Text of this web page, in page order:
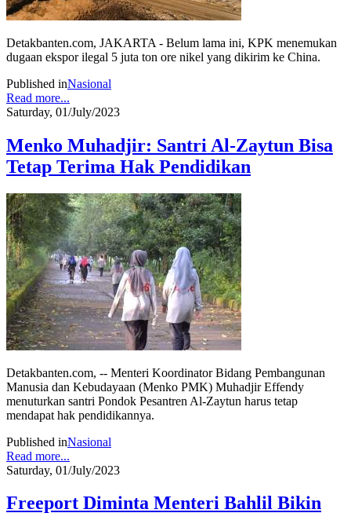
Detakbanten.com, JAKARTA - Belum lama ini, KPK menemukan
dugaan ekspor ilegal 5 juta ton ore nikel yang dikirim ke China.
Published inNasional
Read more...
Saturday, 01/July/2023
Menko Muhadjir: Santri Al-Zaytun Bisa
Tetap Terima Hak Pendidikan
Detakbanten.com, -- Menteri Koordinator Bidang Pembangunan
Manusia dan Kebudayaan (Menko PMK) Muhadjir Effendy
menuturkan santri Pondok Pesantren Al-Zaytun harus tetap
mendapat hak pendidikannya.
Published inNasional
Read more...
Saturday, 01/July/2023
Freeport Diminta Menteri Bahlil Bikin